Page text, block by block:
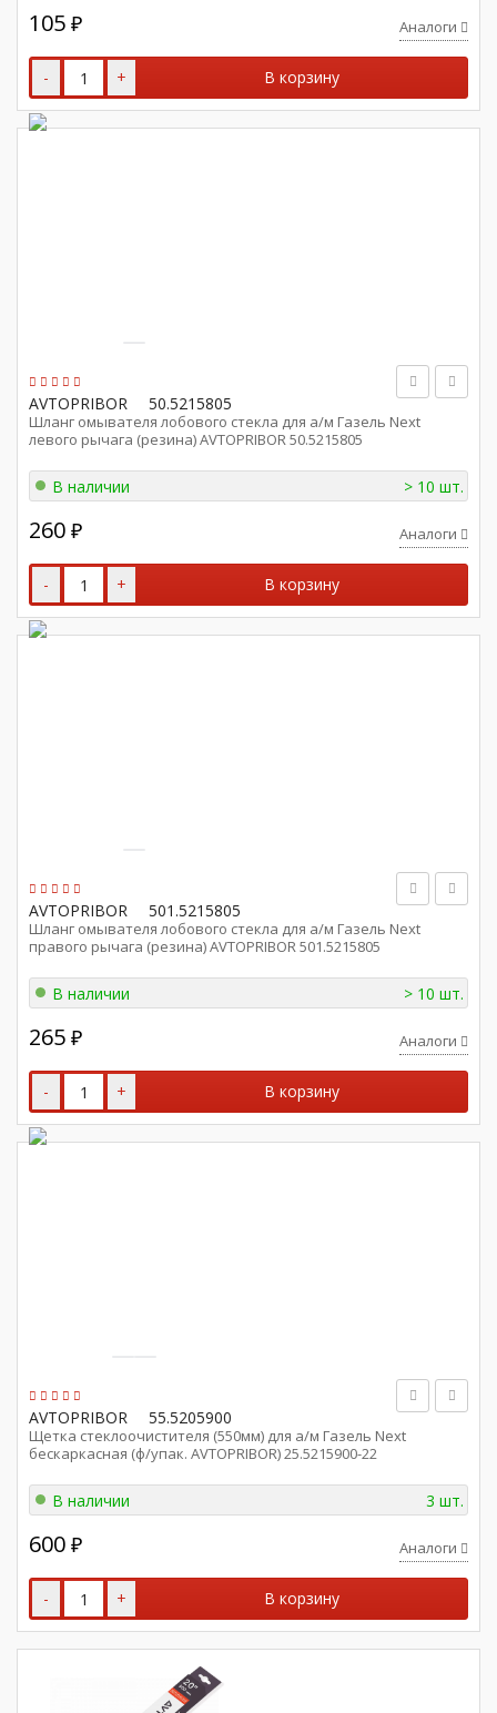
105 ₽ Аналоги
- + В корзину
AVTOPRIBOR 50.5215805
Шланг омывателя лобового стекла для а/м Газель Next
левого рычага (резина) AVTOPRIBOR 50.5215805
В наличии > 10 шт.
260 ₽ Аналоги
- + В корзину
AVTOPRIBOR 501.5215805
Шланг омывателя лобового стекла для а/м Газель Next
правого рычага (резина) AVTOPRIBOR 501.5215805
В наличии > 10 шт.
265 ₽ Аналоги
- + В корзину
AVTOPRIBOR 55.5205900
Щетка стеклоочистителя (550мм) для а/м Газель Next
бескаркасная (ф/упак. AVTOPRIBOR) 25.5215900-22
В наличии 3 шт.
600 ₽ Аналоги
- + В корзину